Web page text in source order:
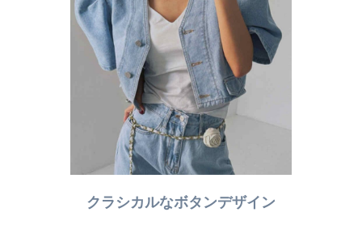
クラシカルなボタンデザイン